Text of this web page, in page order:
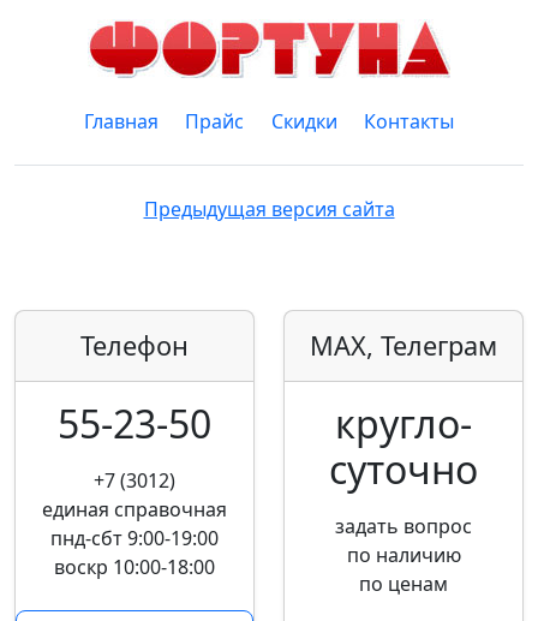
Главная Прайс Скидки Контакты
Предыдущая версия сайта
Телефон
55-23-50
+7 (3012)
единая справочная
пнд-сбт 9:00-19:00
воскр 10:00-18:00
MAX, Телеграм
кругло­
суточно
задать вопрос
по наличию
по ценам